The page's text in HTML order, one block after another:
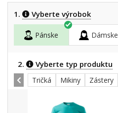
1. Vyberte výrobok
Pánske Dámske
2. Vyberte typ produktu
Tričká Mikiny Zástery